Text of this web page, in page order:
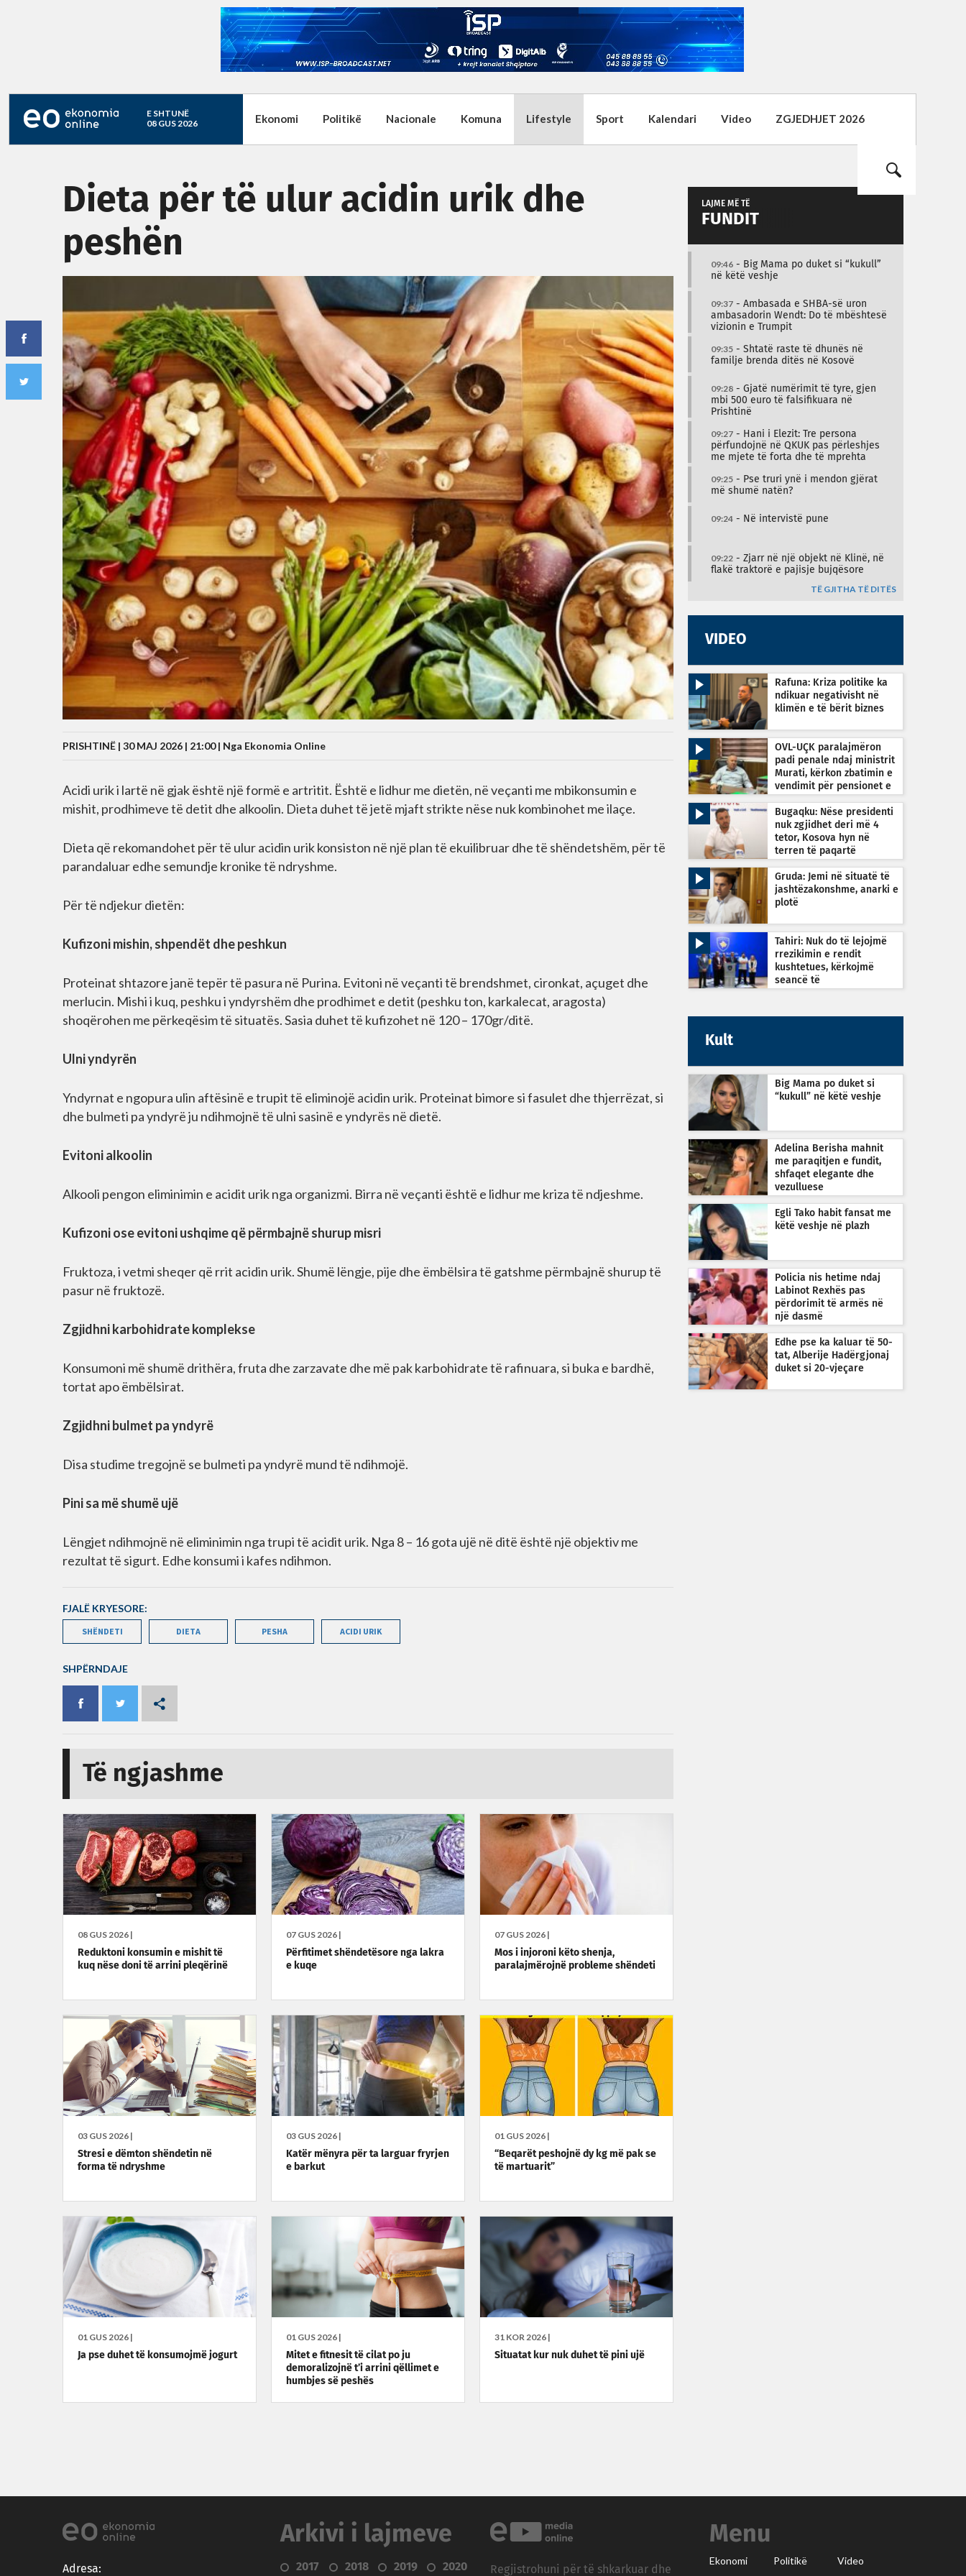
E SHTUNË
08 GUS 2026
Ekonomi Politikë Nacionale Komuna Lifestyle Sport Kalendari Video ZGJEDHJET 2026
Dieta për të ulur acidin urik dhe
peshën
PRISHTINË | 30 MAJ 2026 | 21:00 | Nga Ekonomia Online
Acidi urik i lartë në gjak është një formë e artritit. Është e lidhur me dietën, në veçanti me mbikonsumin e
mishit, prodhimeve të detit dhe alkoolin. Dieta duhet të jetë mjaft strikte nëse nuk kombinohet me ilaçe.
Dieta që rekomandohet për të ulur acidin urik konsiston në një plan të ekuilibruar dhe të shëndetshëm, për të
parandaluar edhe semundje kronike të ndryshme.
Për të ndjekur dietën:
Kufizoni mishin, shpendët dhe peshkun
Proteinat shtazore janë tepër të pasura në Purina. Evitoni në veçanti të brendshmet, cironkat, açuget dhe
merlucin. Mishi i kuq, peshku i yndyrshëm dhe prodhimet e detit (peshku ton, karkalecat, aragosta)
shoqërohen me përkeqësim të situatës. Sasia duhet të kufizohet në 120 – 170gr/ditë.
Ulni yndyrën
Yndyrnat e ngopura ulin aftësinë e trupit të eliminojë acidin urik. Proteinat bimore si fasulet dhe thjerrëzat, si
dhe bulmeti pa yndyrë ju ndihmojnë të ulni sasinë e yndyrës në dietë.
Evitoni alkoolin
Alkooli pengon eliminimin e acidit urik nga organizmi. Birra në veçanti është e lidhur me kriza të ndjeshme.
Kufizoni ose evitoni ushqime që përmbajnë shurup misri
Fruktoza, i vetmi sheqer që rrit acidin urik. Shumë lëngje, pije dhe ëmbëlsira të gatshme përmbajnë shurup të
pasur në fruktozë.
Zgjidhni karbohidrate komplekse
Konsumoni më shumë drithëra, fruta dhe zarzavate dhe më pak karbohidrate të rafinuara, si buka e bardhë,
tortat apo ëmbëlsirat.
Zgjidhni bulmet pa yndyrë
Disa studime tregojnë se bulmeti pa yndyrë mund të ndihmojë.
Pini sa më shumë ujë
Lëngjet ndihmojnë në eliminimin nga trupi të acidit urik. Nga 8 – 16 gota ujë në ditë është një objektiv me
rezultat të sigurt. Edhe konsumi i kafes ndihmon.
FJALË KRYESORE:
SHËNDETI DIETA PESHA ACIDI URIK
SHPËRNDAJE
Të ngjashme
08 GUS 2026 |
Reduktoni konsumin e mishit të
kuq nëse doni të arrini pleqërinë
07 GUS 2026 |
Përfitimet shëndetësore nga lakra
e kuqe
07 GUS 2026 |
Mos i injoroni këto shenja,
paralajmërojnë probleme shëndeti
03 GUS 2026 |
Stresi e dëmton shëndetin në
forma të ndryshme
03 GUS 2026 |
Katër mënyra për ta larguar fryrjen
e barkut
01 GUS 2026 |
“Beqarët peshojnë dy kg më pak se
të martuarit”
01 GUS 2026 |
Ja pse duhet të konsumojmë jogurt
01 GUS 2026 |
Mitet e fitnesit të cilat po ju
demoralizojnë t’i arrini qëllimet e
humbjes së peshës
31 KOR 2026 |
Situatat kur nuk duhet të pini ujë
LAJME MË TË
FUNDIT
09:46 - Big Mama po duket si “kukull”
në këtë veshje
09:37 - Ambasada e SHBA-së uron
ambasadorin Wendt: Do të mbështesë
vizionin e Trumpit
09:35 - Shtatë raste të dhunës në
familje brenda ditës në Kosovë
09:28 - Gjatë numërimit të tyre, gjen
mbi 500 euro të falsifikuara në
Prishtinë
09:27 - Hani i Elezit: Tre persona
përfundojnë në QKUK pas përleshjes
me mjete të forta dhe të mprehta
09:25 - Pse truri ynë i mendon gjërat
më shumë natën?
09:24 - Në intervistë pune
09:22 - Zjarr në një objekt në Klinë, në
flakë traktorë e pajisje bujqësore
TË GJITHA TË DITËS
VIDEO
Rafuna: Kriza politike ka
ndikuar negativisht në
klimën e të bërit biznes
OVL-UÇK paralajmëron
padi penale ndaj ministrit
Murati, kërkon zbatimin e
vendimit për pensionet e
Bugaqku: Nëse presidenti
nuk zgjidhet deri më 4
tetor, Kosova hyn në
terren të paqartë
Gruda: Jemi në situatë të
jashtëzakonshme, anarki e
plotë
Tahiri: Nuk do të lejojmë
rrezikimin e rendit
kushtetues, kërkojmë
seancë të
Kult
Big Mama po duket si
“kukull” në këtë veshje
Adelina Berisha mahnit
me paraqitjen e fundit,
shfaqet elegante dhe
vezulluese
Egli Tako habit fansat me
këtë veshje në plazh
Policia nis hetime ndaj
Labinot Rexhës pas
përdorimit të armës në
një dasmë
Edhe pse ka kaluar të 50-
tat, Alberije Hadërgjonaj
duket si 20-vjeçare
Adresa:
Arkivi i lajmeve
2017 2018 2019 2020 Regjistrohuni për të shkarkuar dhe
Menu
Ekonomi Politikë
Video